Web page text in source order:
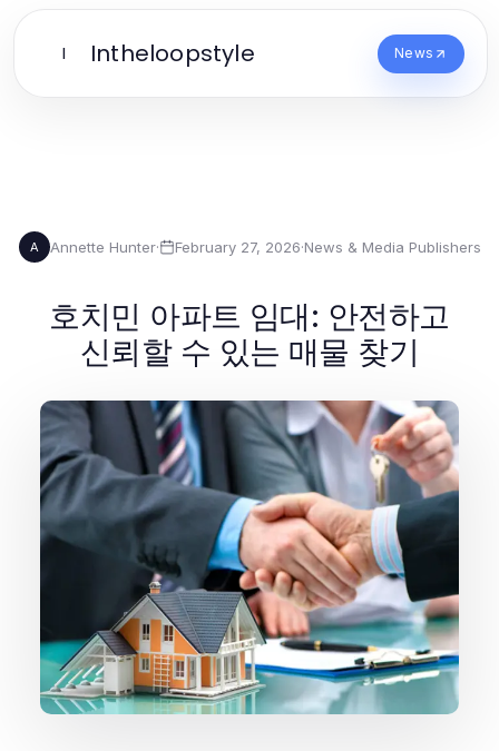
I Intheloopstyle News
A Annette Hunter· February 27, 2026·News & Media Publishers
호치민 아파트 임대: 안전하고
신뢰할 수 있는 매물 찾기